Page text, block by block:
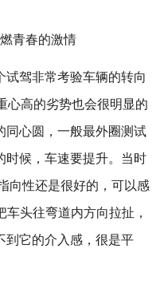
驾非常考验车辆的转向
心高的劣势也会很明显的
同心圆，一般最外圈测试
时候，车速要提升。当时
向性还是很好的，可以感
头往弯道内方向拉扯，
到它的介入感，很是平